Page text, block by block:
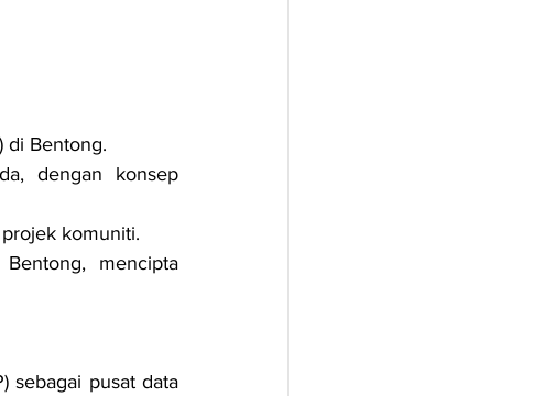
di Bentong.
dengan konsep
komuniti.
mencipta
sebagai pusat data